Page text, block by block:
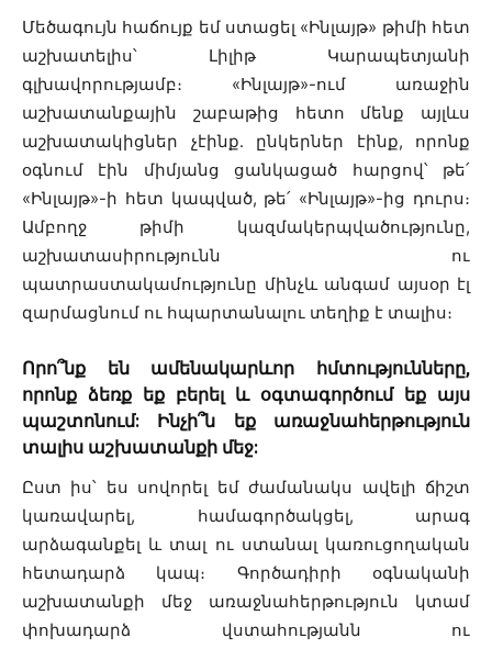
Մեծագույն հաճույք եմ ստացել «Ինլայթ» թիմի հետ
աշխատելիս՝ Լիլիթ Կարապետյանի
գլխավորությամբ։ «Ինլայթ»-ում առաջին
աշխատանքային շաբաթից հետո մենք այլևս
աշխատակիցներ չէինք․ ընկերներ էինք, որոնք
օգնում էին միմյանց ցանկացած հարցով՝ թե՛
«Ինլայթ»-ի հետ կապված, թե՛ «Ինլայթ»-ից դուրս։
Ամբողջ թիմի կազմակերպվածությունը,
աշխատասիրությունն ու
պատրաստակամությունը մինչև անգամ այսօր էլ
զարմացնում ու հպարտանալու տեղիք է տալիս։
Որո՞նք են ամենակարևոր հմտությունները,
որոնք ձեռք եք բերել և օգտագործում եք այս
պաշտոնում: Ինչի՞ն եք առաջնահերթություն
տալիս աշխատանքի մեջ:
Ըստ իս՝ ես սովորել եմ ժամանակս ավելի ճիշտ
կառավարել, համագործակցել, արագ
արձագանքել և տալ ու ստանալ կառուցողական
հետադարձ կապ։ Գործադիրի օգնականի
աշխատանքի մեջ առաջնահերթություն կտամ
փոխադարձ վստահությանն ու